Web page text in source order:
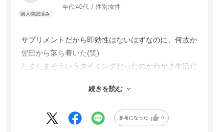
年代:40代 性別:女性
サプリメントだから即効性はないはずなのに、何故か
翌日から落ち着いた(笑)
たまたまそういうタイミングだったのかわかさ生活だ
続きを読む
参考になった 0